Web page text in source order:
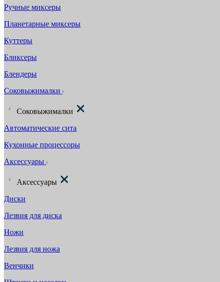
Ручные миксеры
Планетарные миксеры
Куттеры
Бликсеры
Блендеры
Соковыжималки
Соковыжималки
Автоматические сита
Кухонные процессоры
Аксессуары
Аксессуары
Диски
Лезвия для диска
Ножи
Лезвия для ножа
Венчики